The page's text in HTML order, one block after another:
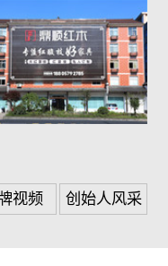
视频 创始人风采